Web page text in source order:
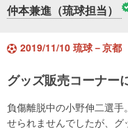
仲本兼進（琉球担当）
2019/11/10 琉球－京都
グッズ販売コーナー
負傷離脱中の小野伸二選
せられませんでしたが、